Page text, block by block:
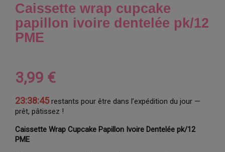
Caissette wrap cupcake
papillon ivoire dentelée pk/12
PME
3,99 €
23:38:44restants pour être dans l’expédition du jour —
prêt, pâtissez !
Caissette Wrap Cupcake Papillon Ivoire Dentelée pk/12
PME